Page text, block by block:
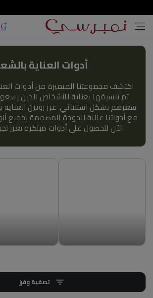
أدوات العناية
اكتشف مجموعتنا المتميزة من أدوات
تم تنسيقها بعناية للأشخاص الذين
شعرهم بشكل استثنائي. عزز روتين
مع أدواتنا عالية الجودة المصممة لجميع
الآن للحصول على أدوات مبتكرة تعزز
تصفية وفرز